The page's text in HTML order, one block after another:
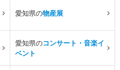
愛知県の物産展
愛知県のコンサート・音楽イ
ベント